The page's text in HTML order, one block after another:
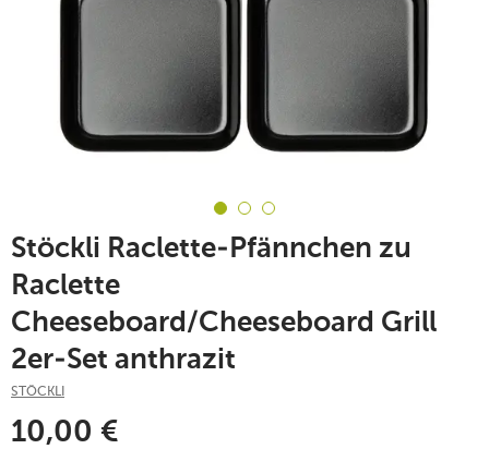
Stöckli Raclette-Pfännchen zu
Raclette
Cheeseboard/Cheeseboard Grill
2er-Set anthrazit
STÖCKLI
10,00 €